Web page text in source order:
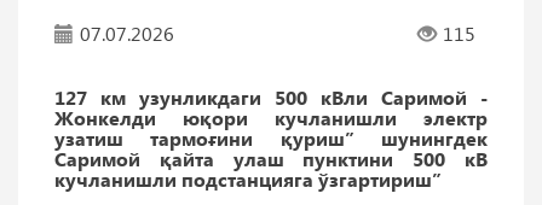
07.07.2026
115
127 км узунликдаги 500 кВли Саримой -
Жонкелди юқори кучланишли электр
узатиш тармоғини қуриш” шунингдек
Саримой қайта улаш пунктини 500 кВ
кучланишли подстанцияга ўзгартириш”